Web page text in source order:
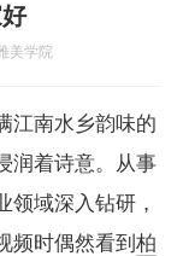
美学院
江南水乡韵味的
润着诗意。从事
领域深入钻研，
频时偶然看到 柏